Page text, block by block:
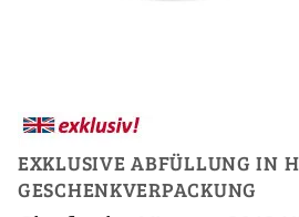
EXKLUSIVE ABFÜLLUNG IN
GESCHENKVERPACKUNG